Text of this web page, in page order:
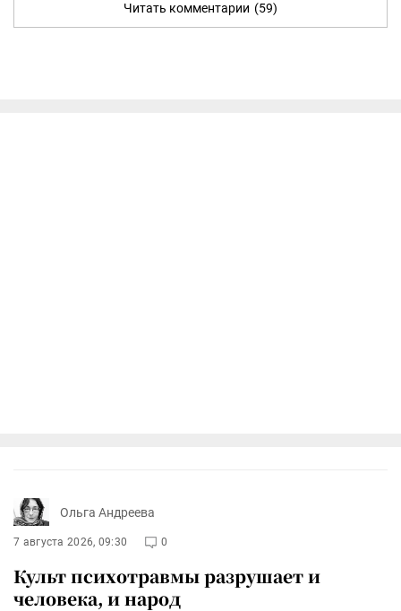
Читать комментарии (59)
Ольга Андреева
7 августа 2026, 09:30 0
Культ психотравмы разрушает и
человека, и народ